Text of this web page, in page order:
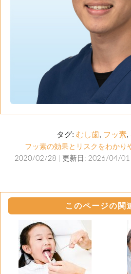
タグ: むし歯, フッ素,
フッ素の効果とリスクをわかり
2020/02/28 | 更新日: 2026/04/01
このページの関